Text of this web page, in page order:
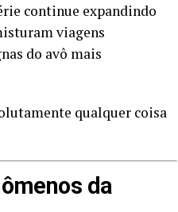
continue expandindo
viagens
do avô mais
qualquer coisa
da